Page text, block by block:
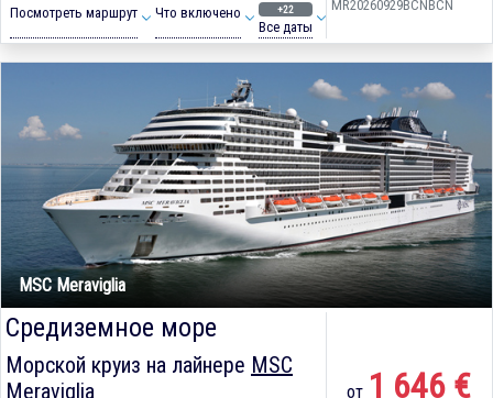
Посмотреть маршрут Что включено +22
Все даты
MR20260929BCNBCN
MSC Meraviglia
Средиземное море
Морской круиз на лайнере MSC
Meraviglia
от 1 646 €